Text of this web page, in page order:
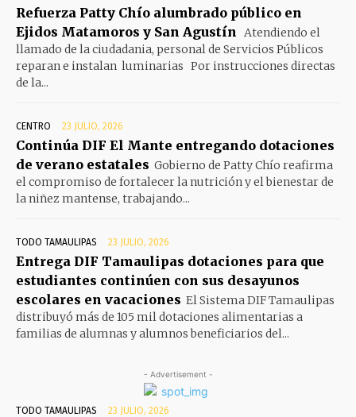
Refuerza Patty Chío alumbrado público en
Ejidos Matamoros y San Agustín Atendiendo el
llamado de la ciudadania, personal de Servicios Públicos
reparan e instalan luminarias Por instrucciones directas
de la...
CENTRO 23 JULIO, 2026
Continúa DIF El Mante entregando dotaciones
de verano estatales Gobierno de Patty Chío reafirma
el compromiso de fortalecer la nutrición y el bienestar de
la niñez mantense, trabajando...
TODO TAMAULIPAS 23 JULIO, 2026
Entrega DIF Tamaulipas dotaciones para que
estudiantes continúen con sus desayunos
escolares en vacaciones El Sistema DIF Tamaulipas
distribuyó más de 105 mil dotaciones alimentarias a
familias de alumnas y alumnos beneficiarios del...
- Advertisement -
TODO TAMAULIPAS 23 JULIO, 2026